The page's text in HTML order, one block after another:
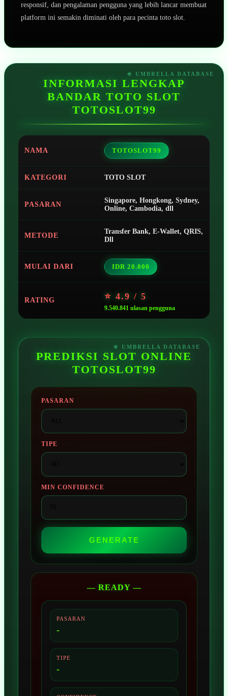
responsif, dan pengalaman pengguna yang lebih lancar membuat
platform ini semakin diminati oleh para pecinta toto slot.
INFORMASI LENGKAP
BANDAR TOTO SLOT
TOTOSLOT99
NAMA TOTOSLOT99
KATEGORI TOTO SLOT
PASARAN
Singapore, Hongkong, Sydney,
Online, Cambodia, dll
METODE
Transfer Bank, E-Wallet, QRIS,
Dll
MULAI DARI IDR 20.000
RATING ⭐ 4.9 / 5
9.540.841 ulasan pengguna
PREDIKSI SLOT ONLINE
TOTOSLOT99
PASARAN
TIPE
MIN CONFIDENCE
GENERATE
— READY —
PASARAN
-
TIPE
-